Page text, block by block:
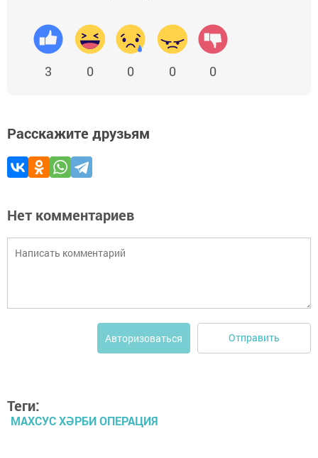
3 0 0 0 0
Расскажите друзьям
Нет комментариев
Авторизоваться Отправить
Теги:
МАХСУС ХӘРБИ ОПЕРАЦИЯ